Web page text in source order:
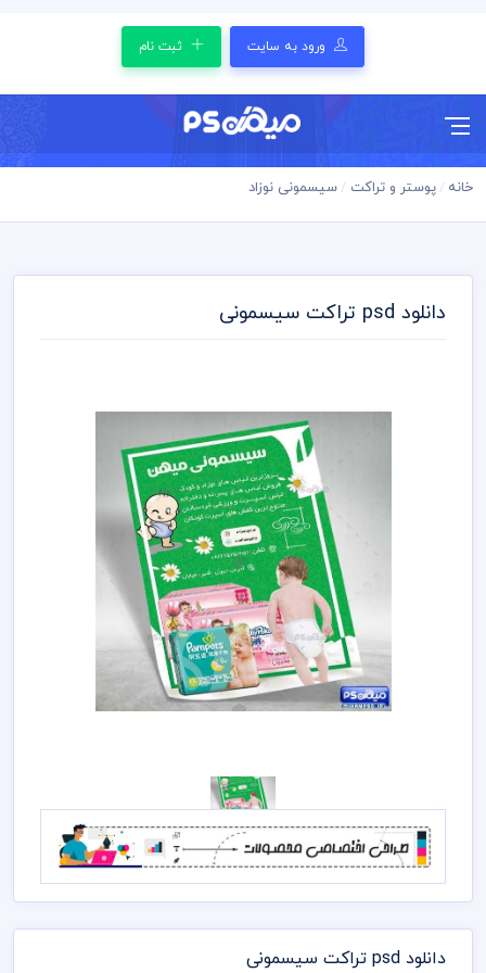
ورود به سایت ثبت نام
خانه پوستر و تراکت سیسمونی نوزاد
دانلود psd تراکت سیسمونی
دانلود psd تراکت سیسمونی